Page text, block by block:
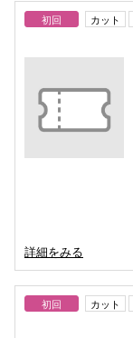
初回 カット
詳細をみる
初回 カット